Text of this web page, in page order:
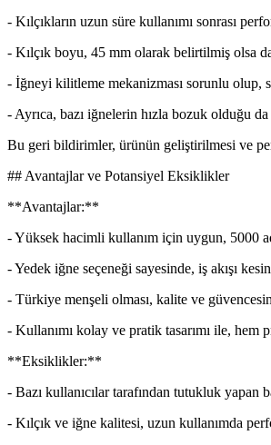
- Kılçıkların uzun süre kullanımı sonrası
- Kılçık boyu, 45 mm olarak belirtilmiş olsa
- İğneyi kilitleme mekanizması sorunlu olup,
- Ayrıca, bazı iğnelerin hızla bozuk olduğu
Bu geri bildirimler, ürünün geliştirilmesi ve
## Avantajlar ve Potansiyel Eksiklikler
**Avantajlar:**
- Yüksek hacimli kullanım için uygun, 5000
- Yedek iğne seçeneği sayesinde, iş akışı
- Türkiye menşeli olması, kalite ve
- Kullanımı kolay ve pratik tasarımı ile,
**Eksiklikler:**
- Bazı kullanıcılar tarafından tutukluk yapan
- Kılçık ve iğne kalitesi, uzun kullanımda